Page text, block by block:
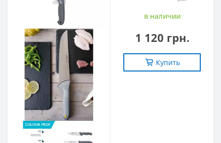
в наличии
1 120 грн.
Купить